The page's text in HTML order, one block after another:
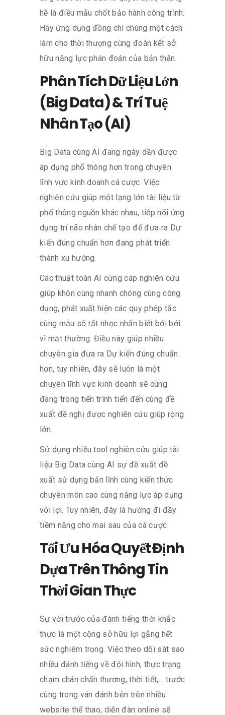
hề là điều mẫu chốt bảo hành công trình.
Hãy ứng dụng đồng chí chúng một cách
làm cho thời thượng cùng đoàn kết sở
hữu năng lực phán đoán của bản thân.
Phân Tích Dữ Liệu Lớn
(Big Data) & Trí Tuệ
Nhân Tạo (AI)
Big Data cùng AI đang ngày dần được
áp dụng phổ thông hơn trong chuyên
lĩnh vực kinh doanh cá cược. Việc
nghiên cứu giúp một lạng lớn tài liệu từ
phổ thông nguồn khác nhau, tiếp nối ứng
dụng trí não nhân chế tạo để đưa ra Dự
kiến đúng chuẩn hơn đang phát triển
thành xu hướng.
Các thuật toán AI cứng cáp nghiên cứu
giúp khôn cùng nhanh chóng cùng công
dụng, phát xuất hiện các quy phép tắc
cùng mẫu số rất nhọc nhấn biết bởi bởi
vì mắt thường. Điều này giúp nhiều
chuyên gia đưa ra Dự kiến đúng chuẩn
hơn, tuy nhiên, đây sẽ luôn là một
chuyên lĩnh vực kinh doanh sẽ cùng
đang trong tiến trình tiến đến cùng đề
xuất đề nghị được nghiên cứu giúp rộng
lớn.
Sử dụng nhiều tool nghiên cứu giúp tài
liệu Big Data cùng AI sự đề xuất đề
xuất sử dụng bản lĩnh cùng kiến thức
chuyên môn cao cùng năng lực áp dụng
với lợi. Tuy nhiên, đây là hướng đi đầy
tiềm năng cho mai sau của cá cược.
Tối Ưu Hóa Quyết Định
Dựa Trên Thông Tin
Thời Gian Thực
Sự với trước của đánh tiếng thời khắc
thực là một cộng sở hữu lợi gắng hết
sức nghiêm trọng. Việc theo dõi sát sao
nhiều đánh tiếng về đội hình, thực trạng
chạm chán chấn thương, thời tiết,… trước
cùng trong ván đánh bên trên nhiều
website thể thao, diễn đàn online sẽ